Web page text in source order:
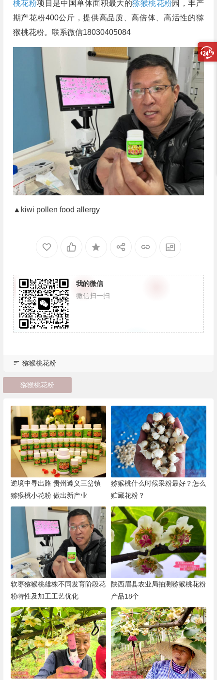
桃花粉项目是中国单体面积最大的猕猴桃花粉园，丰产
期产花粉400公斤，提供高品质、高倍体、高活性的猕
猴桃花粉。联系微信18030405084
▲kiwi pollen food allergy
我的微信
微信扫一扫
猕猴桃花粉
猕猴桃花粉
逆境中寻出路 贵州遵义三岔镇
猕猴桃小花粉 做出新产业
猕猴桃什么时候采粉最好？怎么
贮藏花粉？
软枣猕猴桃雄株不同发育阶段花
粉特性及加工工艺优化
陕西眉县农业局抽测猕猴桃花粉
产品18个